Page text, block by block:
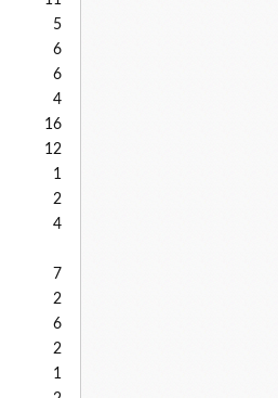
5
6
6
4
16
12
1
2
4
7
2
6
2
1